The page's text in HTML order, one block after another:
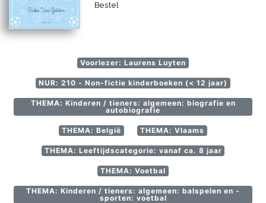
Bestel
Voorlezer: Laurens Luyten
NUR: 210 - Non-fictie kinderboeken (< 12 jaar)
THEMA: Kinderen / tieners: algemeen: biografie en
autobiografie
THEMA: België THEMA: Vlaams
THEMA: Leeftijdscategorie: vanaf ca. 8 jaar
THEMA: Voetbal
THEMA: Kinderen / tieners: algemeen: balspelen en -
sporten: voetbal